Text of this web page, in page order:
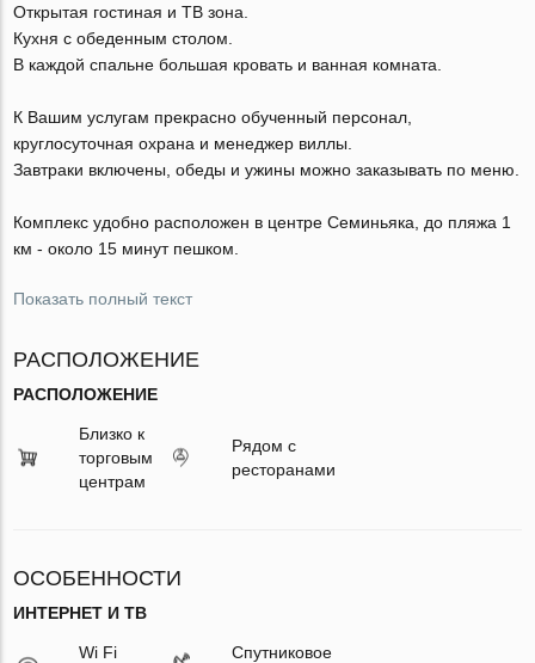
Открытая гостиная и ТВ зона.
Кухня с обеденным столом.
В каждой спальне большая кровать и ванная комната.
К Вашим услугам прекрасно обученный персонал,
круглосуточная охрана и менеджер виллы.
Завтраки включены, обеды и ужины можно заказывать по меню.
Комплекс удобно расположен в центре Семиньяка, до пляжа 1
км - около 15 минут пешком.
Показать полный текст
РАСПОЛОЖЕНИЕ
РАСПОЛОЖЕНИЕ
Близко к
торговым
центрам
Рядом с
ресторанами
ОСОБЕННОСТИ
ИНТЕРНЕТ И ТВ
Wi Fi
Спутниковое